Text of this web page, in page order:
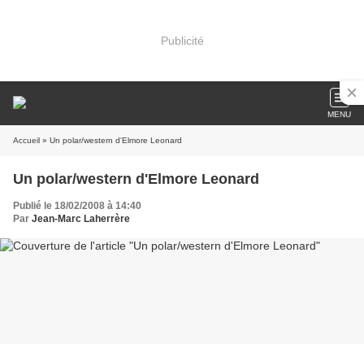
Publicité
MENU
Accueil » Un polar/western d'Elmore Leonard
Un polar/western d'Elmore Leonard
Publié le 18/02/2008 à 14:40
Par Jean-Marc Laherrère